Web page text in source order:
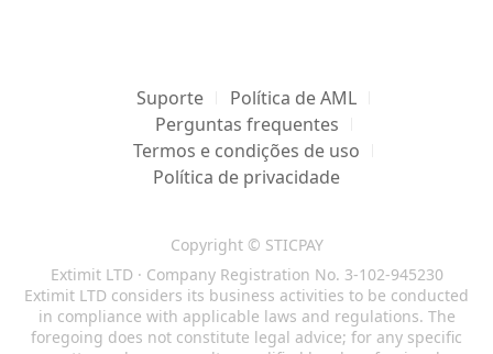
Suporte
Política de AML
Perguntas frequentes
Termos e condições de uso
Política de privacidade
Copyright © STICPAY
Extimit LTD · Company Registration No. 3-102-945230
Extimit LTD considers its business activities to be conducted
in compliance with applicable laws and regulations. The
foregoing does not constitute legal advice; for any specific